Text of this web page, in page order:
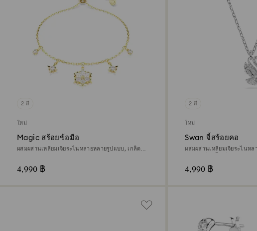
2 สี
ใหม่
Magic สร้อยข้อมือ
ผสมผสานเหลี่ยมเจียระไนหลายหลายรูปแบบ, เกล็ด
4,990 ฿
2 สี
ใหม่
Swan จี้สร้อยคอ
ผสมผสานเหลี่ยมเจียระไนหล
4,990 ฿